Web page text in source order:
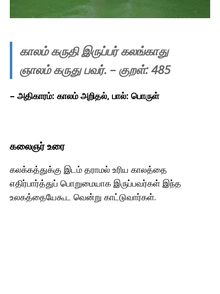
காலம் கருதி இருப்பர் கலங்காது
ஞாலம் கருது பவர். – குறள்: 485
– அதிகாரம்: காலம் அறிதல், பால்: பொருள்
கலைஞர் உரை
கலக்கத்துக்கு இடம் தராமல் உரிய காலத்தை
எதிர்பார்த்துப் பொறுமையாக இருப்பவர்கள் இந்த
உலகத்தையேகூட வென்று காட்டுவார்கள்.